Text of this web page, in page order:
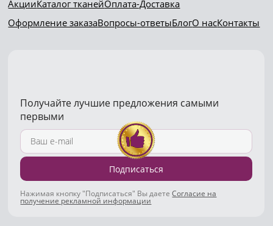
АкцииКаталог тканейОплата-Доставка
Оформление заказаВопросы-ответыБлогО насКонтакты
Получайте лучшие предложения самыми
первыми
Подписаться
Нажимая кнопку "Подписаться" Вы даетеСогласие на
получение рекламной информации